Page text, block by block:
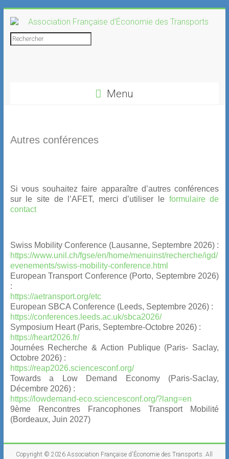
to
content
Association
Menu
Autres conférences
Si vous souhaitez faire apparaître d’autres conférences
sur le site de l’AFET, merci d’utiliser le formulaire de
contact
Swiss Mobility Conference (Lausanne, Septembre 2026) :
https://www.unil.ch/fgse/en/home/menuinst/recherche/igd/
evenements/swiss-mobility-conference.html
European Transport Conference (Porto, Septembre 2026)
:
https://aetransport.org/etc
European SBCA Conference (Leeds, Septembre 2026) :
https://conferences.leeds.ac.uk/sbca2026/
Symposium Heart (Paris, Septembre-Octobre 2026) :
https://heart2026.fr/
Journées Recherche & Action Publique (Paris- Saclay,
Octobre 2026) :
https://reap2026.sciencesconf.org/
Towards a Low Demand Economy (Paris-Saclay,
Décembre 2026) :
https://lowdemand-eco.sciencesconf.org/?lang=en
9ème Rencontres Francophones Transport Mobilité
(Bordeaux, Juin 2027)
Copyright © 2026Association Française d'Économie des Transports. All